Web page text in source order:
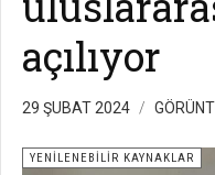
açılıyor
29 ŞUBAT 2024
YENILENEBILIR KAYNAKLAR